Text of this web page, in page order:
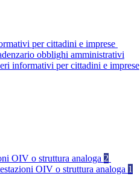
per cittadini e imprese
obblighi amministrativi
informativi per cittadini e imprese
OIV o struttura analoga 2
OIV o struttura analoga 1